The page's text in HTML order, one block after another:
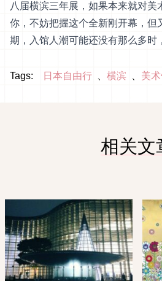
八届横滨三年展，如果本来就对美
你，不妨把握这个全新刚开幕，但
期，入馆人潮可能还没有那么多时
Tags: 日本自由行 横滨 美
相关文